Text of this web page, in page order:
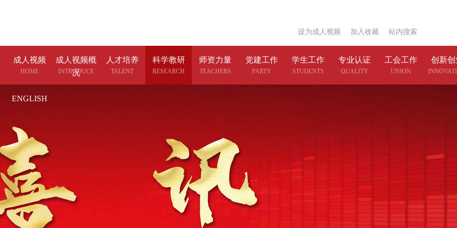
设为成人视频 加入收藏 站内搜索
成人视频
HOME
成人视频概
况
INTRODUCE
人才培养
TALENT
科学教研
RESEARCH
师资力量
TEACHERS
党建工作
PARTY
学生工作
STUDENTS
专业认证
QUALITY
工会工作
UNION
创新创
ENGLISH